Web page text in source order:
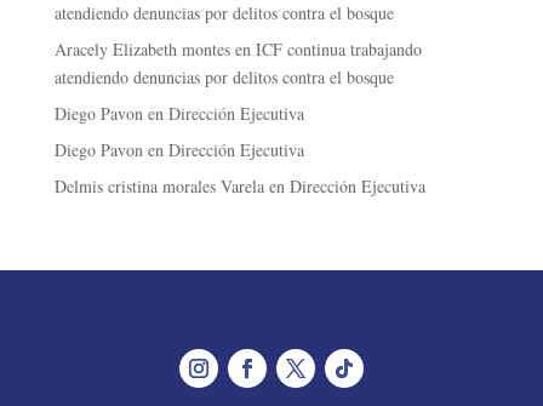
atendiendo denuncias por delitos contra el bosque
Aracely Elizabeth montesen ICF continua trabajando
atendiendo denuncias por delitos contra el bosque
Diego Pavonen Dirección Ejecutiva
Diego Pavonen Dirección Ejecutiva
Delmis cristina morales Varelaen Dirección Ejecutiva